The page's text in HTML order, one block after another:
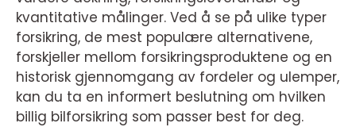
kvantitative målinger. Ved å se på ulike typer
forsikring, de mest populære alternativene,
forskjeller mellom forsikringsproduktene og en
historisk gjennomgang av fordeler og ulemper,
kan du ta en informert beslutning om hvilken
billig bilforsikring som passer best for deg.